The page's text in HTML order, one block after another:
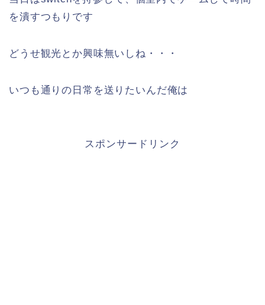
を潰すつもりです
どうせ観光とか興味無いしね・・・
いつも通りの日常を送りたいんだ俺は
スポンサードリンク